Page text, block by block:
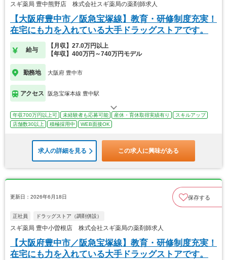
スギ薬局 豊中熊野店 株式会社スギ薬局の薬剤師求人
【大阪府豊中市／阪急宝塚線】教育・研修制度充実！
在宅にも力を入れている大手ドラッグストアです。
給与
【月収】27.0万円以上
【年収】400万円～740万円モデル
勤務地 大阪府 豊中市
アクセス 阪急宝塚本線 豊中駅
年収700万円以上可 未経験者も応募可能 産休・育休取得実績有り
スキルアップ
店舗数30以上
積極採用中 WEB面接OK
求人の詳細を見る この求人に興味がある
更新日：2026年6月18日 保存する
正社員 ドラッグストア（調剤併設）
スギ薬局 豊中小曽根店 株式会社スギ薬局の薬剤師求人
【大阪府豊中市／阪急宝塚線】教育・研修制度充実！
在宅にも力を入れている大手ドラッグストアです。